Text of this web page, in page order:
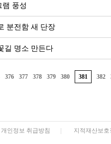
램 풍성
분전함 새 단장
길 명소 만든다
376 377 378 379 380 381 382
개인정보 취급방침 | 지적재산보호